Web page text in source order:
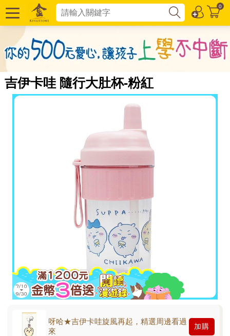
0
吉伊卡哇 隨行大肚杯-粉紅
呀哈★吉伊卡哇旋風再起，精選周邊看過
來
加購